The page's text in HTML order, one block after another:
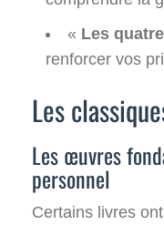
« Les
renforcer vos
Les
Les œuvres
personnel
Certains livres